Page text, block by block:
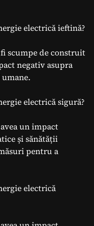
electrică ieftină?
scumpe de construit
negativ asupra
electrică sigură?
un impact
și sănătății
pentru a
electrică